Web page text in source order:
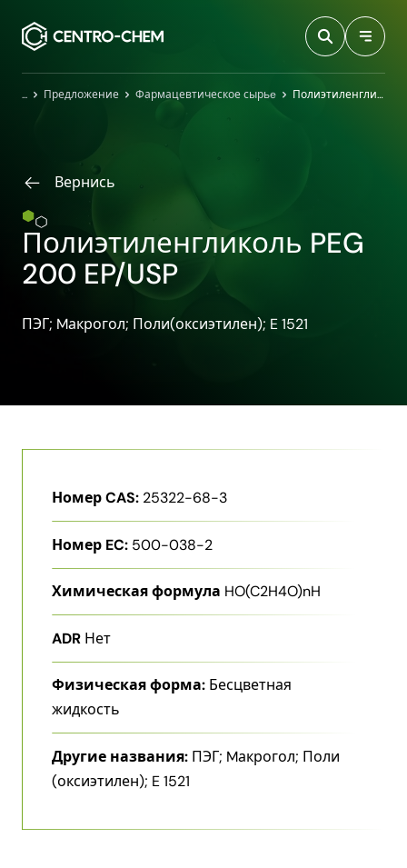
ГлавнаяПредложение Фармацевтическое сырьe Полиэтиленгликоль PEG 200 EP/USP
Вернись
Полиэтиленгликоль PEG
200 EP/USP
ПЭГ; Mакрогол; Поли​(оксиэтилен)​; E 1521
Номер CAS: 25322-68-3
Номер EC: 500-038-2
Химическая формула HO(C2H4O)nH
ADR Нет
Физическая форма: Бесцветная
жидкость
Другие названия: ПЭГ; Mакрогол; Поли​
(оксиэтилен)​; E 1521